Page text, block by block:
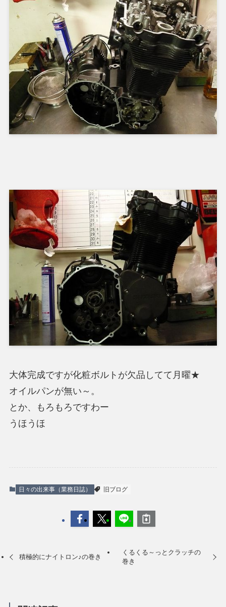
大体完成ですが化粧ボルトが欠品してて月曜★
オイルパンが無い～。
とか、もろもろですわー
うほうほ
日々の出来事（業務日誌） 旧ブログ
積極的にナイトロン♪の巻き
くるくる～っとクラッチの
巻き